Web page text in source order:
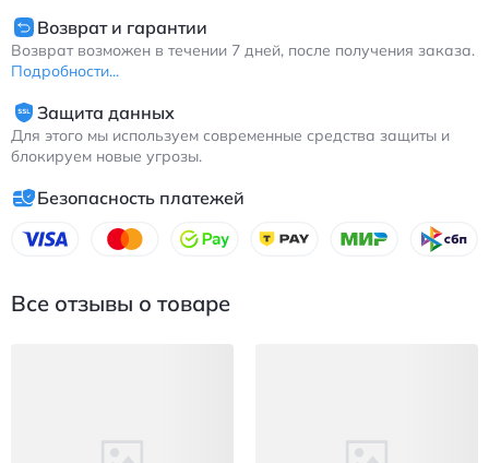
Возврат и гарантии
Возврат возможен в течении 7 дней, после получения заказа.
Подробности...
Защита данных
Для этого мы используем современные средства защиты и
блокируем новые угрозы.
Безопасность платежей
Все отзывы о товаре